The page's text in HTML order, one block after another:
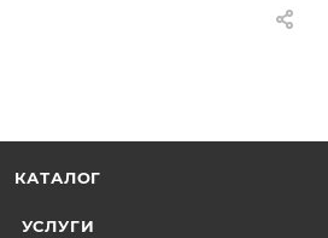
КАТАЛОГ
УСЛУГИ